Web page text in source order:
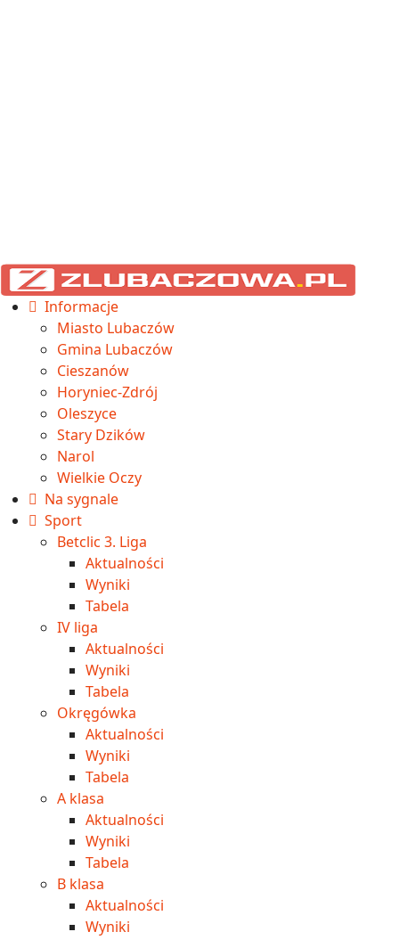
Informacje
Miasto Lubaczów
Gmina Lubaczów
Cieszanów
Horyniec-Zdrój
Oleszyce
Stary Dzików
Narol
Wielkie Oczy
Na sygnale
Sport
Betclic 3. Liga
Aktualności
Wyniki
Tabela
IV liga
Aktualności
Wyniki
Tabela
Okręgówka
Aktualności
Wyniki
Tabela
A klasa
Aktualności
Wyniki
Tabela
B klasa
Aktualności
Wyniki